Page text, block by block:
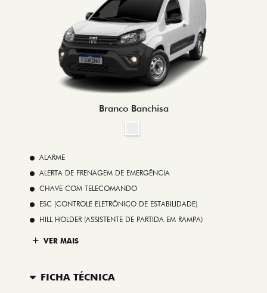
Branco Banchisa
ALARME
ALERTA DE FRENAGEM DE EMERGÊNCIA
CHAVE COM TELECOMANDO
ESC (CONTROLE ELETRÔNICO DE ESTABILIDADE)
HILL HOLDER (ASSISTENTE DE PARTIDA EM RAMPA)
VER MAIS
FICHA TÉCNICA